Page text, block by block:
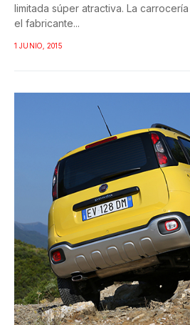
limitada súper atractiva. La
el fabricante...
1 JUNIO, 2015